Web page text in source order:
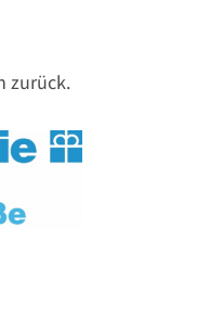
zurück.